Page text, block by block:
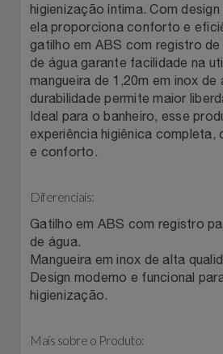
Livros
Malas E Mochilas
Mercado
Móveis
Natal
Notebooks E Tablet
Óculos
Meu Resgate Favorito
Mondial
Mormaii
Multi
Natura
Netshoes
Oster
Portal Das Malas
Renner
Sams Club
Topstore
higienização íntima. Com
ela proporciona conforto e
gatilho em ABS com registro
de água garante facilidade na
mangueira de 1,20m em inox de
durabilidade permite maior
Ideal para o banheiro, esse
experiência higiênica completa,
e conforto.
Diferenciais:
Gatilho em ABS com registro
de água.
Mangueira em inox de alta
Design moderno e funcional
higienização.
Mais sobre o Produto: